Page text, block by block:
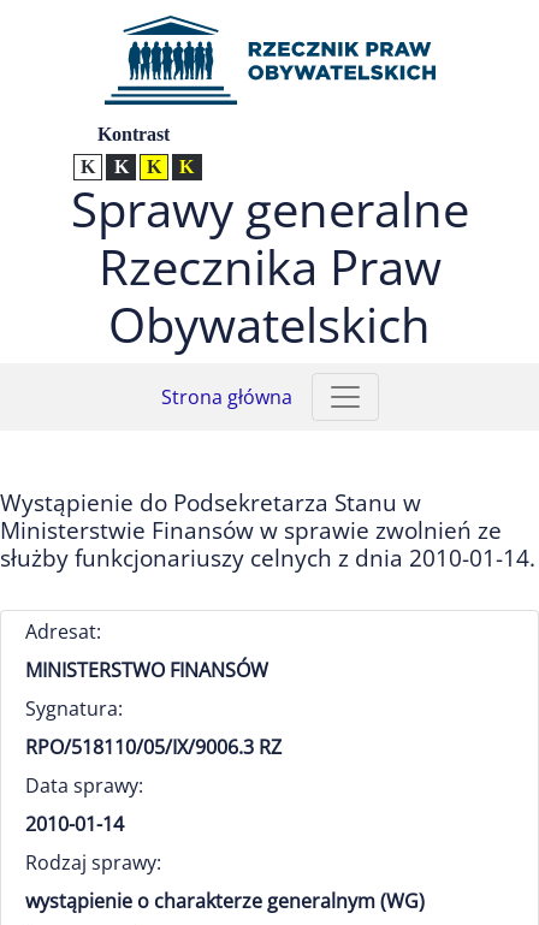
Przejdź do menu głównego (nacisnij Enter)
Przejdź do treści (nacisnij Enter)
Przejdź do mapy serwisu (nacisnij Enter)
UstawieniaKontrast
Kontrast normalny
Kontrast biały tekst na czarnym
Kontrast czarny tekst na żółtym
Sprawy generalne
Rzecznika Praw
Obywatelskich
Strona główna
Wystąpienie do Podsekretarza Stanu w
Ministerstwie Finansów w sprawie zwolnień ze
służby funkcjonariuszy celnych z dnia 2010-01-14.
Adresat:
MINISTERSTWO FINANSÓW
Sygnatura:
RPO/518110/05/IX/9006.3 RZ
Data sprawy:
2010-01-14
Rodzaj sprawy:
wystąpienie o charakterze generalnym (WG)